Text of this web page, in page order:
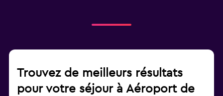
Trouvez de meilleurs résultats
pour votre séjour à Aéroport de